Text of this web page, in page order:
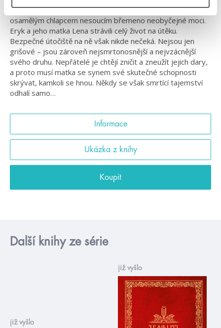
Než se stal velitelem Druhé armády a Temnyjem, byl jen
osamělým chlapcem nesoucím břemeno neobyčejné moci.
Eryk a jeho matka Lena strávili celý život na útěku.
Bezpečné útočiště na ně však nikde nečeká. Nejsou jen
grišové – jsou zároveň nejsmrtonosnější a nejvzácnější
svého druhu. Nepřátelé je chtějí zničit a zneužít jejich dary,
a proto musí matka se synem své skutečné schopnosti
skrývat, kamkoli se hnou. Někdy se však smrtící tajemství
odhalí samo…
Informace
Ukázka z knihy
Koupit
Další knihy ze série
již vyšlo
již vyšlo